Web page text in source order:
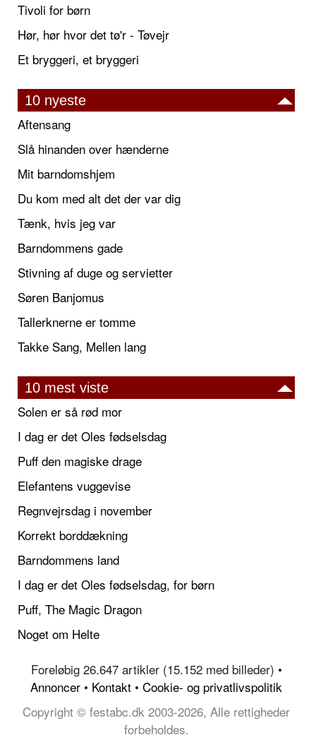
Tivoli for børn
Hør, hør hvor det tø'r - Tøvejr
Et bryggeri, et bryggeri
10 nyeste
Aftensang
Slå hinanden over hænderne
Mit barndomshjem
Du kom med alt det der var dig
Tænk, hvis jeg var
Barndommens gade
Stivning af duge og servietter
Søren Banjomus
Tallerknerne er tomme
Takke Sang, Mellen lang
10 mest viste
Solen er så rød mor
I dag er det Oles fødselsdag
Puff den magiske drage
Elefantens vuggevise
Regnvejrsdag i november
Korrekt borddækning
Barndommens land
I dag er det Oles fødselsdag, for børn
Puff, The Magic Dragon
Noget om Helte
Foreløbig 26.647 artikler (15.152 med billeder) •
Annoncer • Kontakt • Cookie- og privatlivspolitik
Copyright © festabc.dk 2003-2026, Alle rettigheder
forbeholdes.